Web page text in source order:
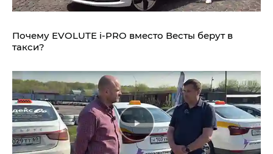
Почему EVOLUTE i‑PRO вместо Весты берут в
такси?